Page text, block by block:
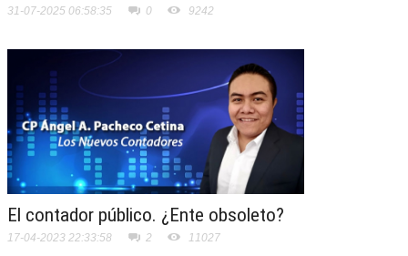
31-07-2025 06:58:35 0 9242
El contador público. ¿Ente obsoleto?
17-04-2023 22:33:58 2 11027